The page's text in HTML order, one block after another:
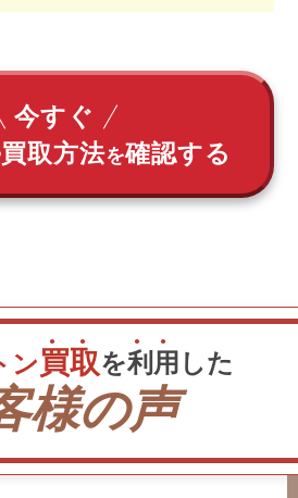
今すぐ
買取方法を確認する
ン買取を利 用 した
様の声